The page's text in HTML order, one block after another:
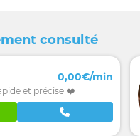
consulté
0,00€/min
et précise ❤️